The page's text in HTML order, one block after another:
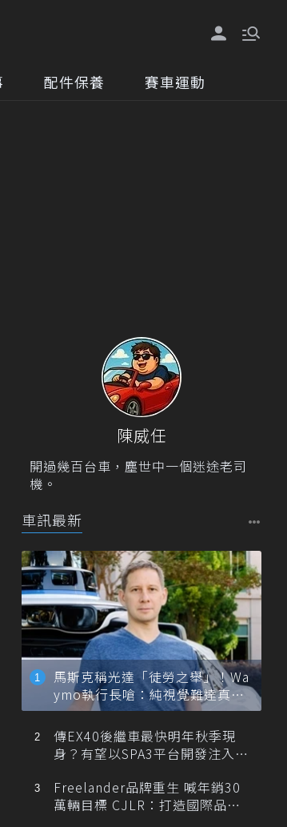
配件保養 賽車運動
陳威任
開過幾百台車，塵世中一個迷途老司
機。
車訊最新
馬斯克稱光達「徒勞之舉」！Wa
ymo執行長嗆：純視覺難達真正
自動駕駛
傳EX40後繼車最快明年秋季現
身？有望以SPA3平台開發注入80
Freelander品牌重生 喊年銷30
萬輛目標 CJLR：打造國際品牌